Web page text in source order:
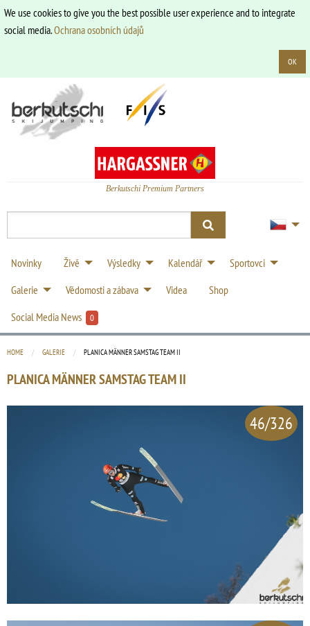
We use cookies to give you the best possible user experience and to integrate
social media.Ochrana osobních údajů
OK
Berkutschi Premium Partners
Novinky Živě Výsledky Kalendář
Sportovci
Galerie
Vědomosti a zábava Videa
Shop
Social Media News
0
HOME GALERIE CURRENT:
PLANICA MÄNNER SAMSTAG TEAM II
PLANICA MÄNNER SAMSTAG TEAM II
46/326